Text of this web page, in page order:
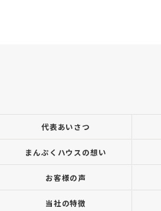
代表あいさつ
まんぷくハウスの想い
お客様の声
当社の特徴